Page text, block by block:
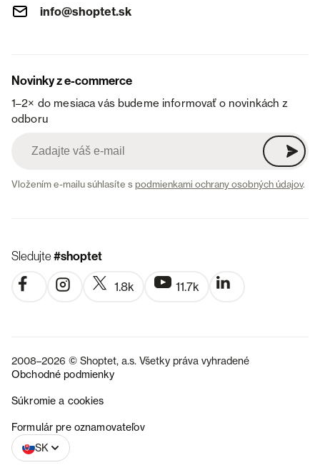
info@shoptet.sk
Novinky z e-commerce
1–2× do mesiaca vás budeme informovať o novinkách z
odboru
Vložením e-mailu súhlasíte spodmienkami ochrany osobných údajov.
Sledujte#shoptet
1.8k 11.7k
2008–2026 © Shoptet, a.s. Všetky práva vyhradené
Obchodné podmienky
Súkromie a cookies
Formulár pre oznamovateľov
SK